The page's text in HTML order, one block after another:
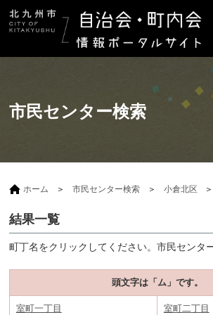
市民センター検索
ホーム 市民センター検索 小倉北区
結果一覧
町丁名をクリックしてください。市民センタ
頭文字は「ム」です。
室町一丁目 室町二丁目